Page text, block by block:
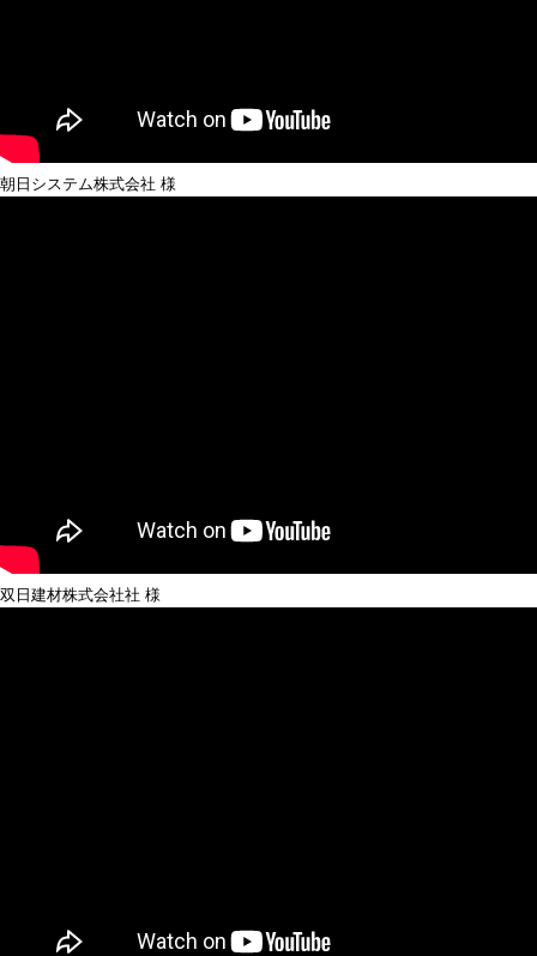
朝日システム株式会社 様
双日建材株式会社社 様